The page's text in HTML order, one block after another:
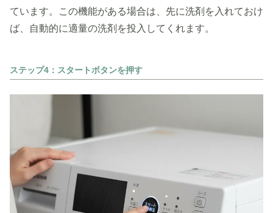
ています。この機能がある場合は、先に洗剤を入れておけ
ば、自動的に適量の洗剤を投入してくれます。
ステップ4：スタートボタンを押す